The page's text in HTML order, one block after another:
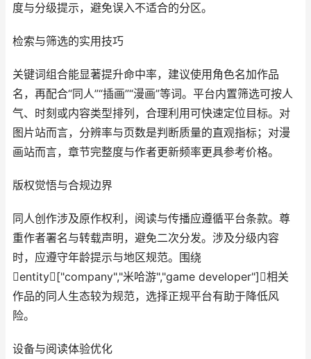
度与分级提示，避免误入不适合的分区。
检索与筛选的实用技巧
关键词组合能显著提升命中率，建议使用角色名加作品
名，再配合“同人”“插画”“漫画”等词。平台内置筛选可按人
气、时刻或内容类型排列，合理利用可快速定位目标。对
图片站而言，分辨率与页数是判断质量的直观指标；对漫
画站而言，章节完整度与作者更新频率更具参考价格。
版权觉悟与合规边界
同人创作涉及原作权利，阅读与传播应遵循平台条款。尊
重作者署名与转载声明，避免二次分发。涉及分级内容
时，应遵守年龄提示与地区规范。围绕
entity["company","米哈游","game developer"]相关
作品的同人生态较为规范，选择正规平台有助于降低风
险。
设备与阅读体验优化